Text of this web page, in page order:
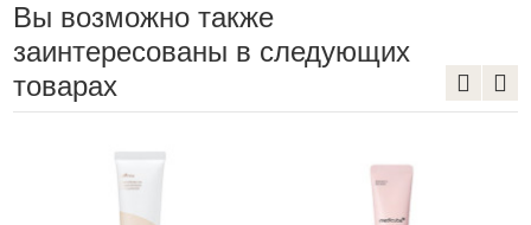
Вы возможно также
заинтересованы в следующих
товарах